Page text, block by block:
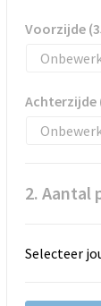
Voorzijde
Achterzijde
2. Aantal
Selecteer